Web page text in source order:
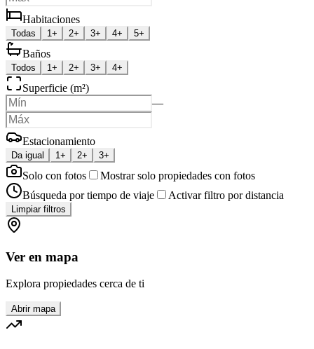
Habitaciones
Todas 1+ 2+ 3+ 4+ 5+
Baños
Todos 1+ 2+ 3+ 4+
Superficie (m²)
—
Estacionamiento
Da igual 1+ 2+ 3+
Solo con fotos
Mostrar solo propiedades con fotos
Búsqueda por tiempo de viaje
Activar filtro por distancia
Limpiar filtros
Ver en mapa
Explora propiedades cerca de ti
Abrir mapa